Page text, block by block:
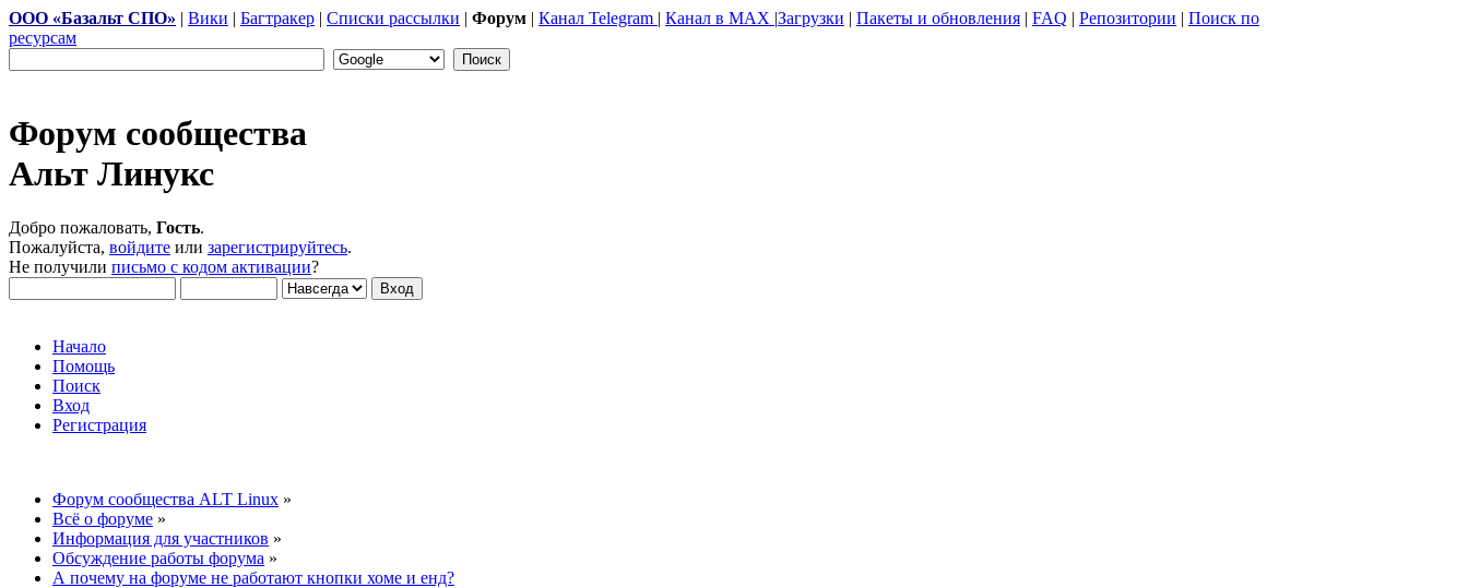
ООО «Базальт СПО» | Вики | Багтракер | Списки рассылки | Форум | Канал Telegram | Канал в MAX |Загрузки | Пакеты и обновления | FAQ | Репозитории | Поиск по
ресурсам
Форум сообщества
Альт Линукс
Добро пожаловать, Гость.
Пожалуйста, войдите или зарегистрируйтесь.
Не получили письмо с кодом активации?
Начало
Помощь
Поиск
Вход
Регистрация
Форум сообщества ALT Linux »
Всё о форуме »
Информация для участников »
Обсуждение работы форума »
А почему на форуме не работают кнопки хоме и енд?